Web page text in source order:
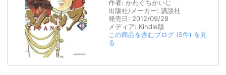
作者: かわぐちかいじ
出版社/メーカー: 講談社
発売日: 2012/09/28
メディア: Kindle版
この商品を含むブログ (5件) を見
る